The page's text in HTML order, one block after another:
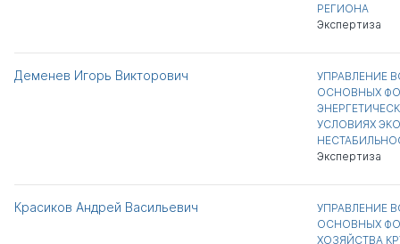
РЕГИОНА
Экспертиза
Деменев Игорь Викторович
УПРАВЛЕНИЕ
ОСНОВНЫХ
УСЛОВИЯХ
Экспертиза
Красиков Андрей Васильевич
УПРАВЛЕНИЕ
ОСНОВНЫХ
ХОЗЯЙСТВА